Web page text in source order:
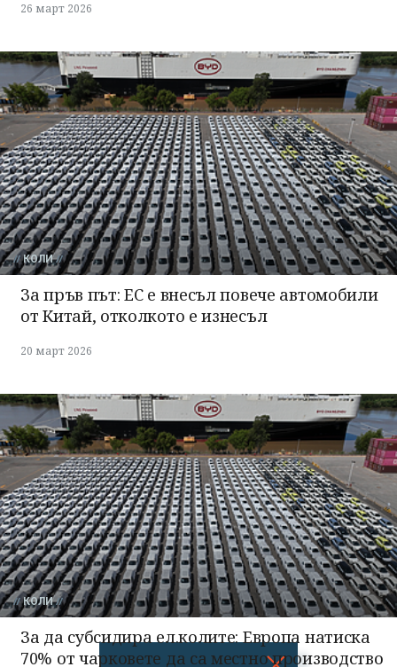
26 март 2026
КОЛИ
За пръв път: ЕС е внесъл повече автомобили
от Китай, отколкото е изнесъл
20 март 2026
КОЛИ
За да субсидира ел.колите: Европа натиска
70% от чарковете да са местно производство